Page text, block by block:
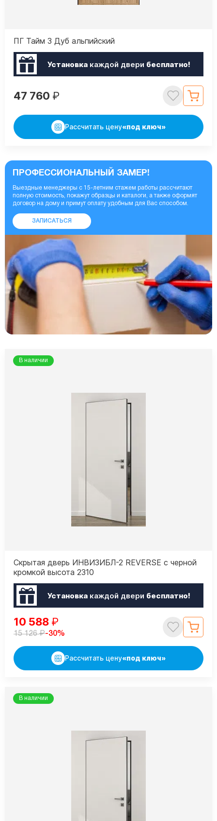
ПГ Тайм 3 Дуб альпийский
Установкакаждой двери бесплатно!
47 760 ₽
Рассчитать цену«под ключ»
ПРОФЕССИОНАЛЬНЫЙ ЗАМЕР!
Выездные менеджеры с 15-летним стажем работы рассчитают
полную стоимость, покажут образцы и каталоги, а также оформят
договор на дому и примут оплату удобным для Вас способом.
ЗАПИСАТЬСЯ
В наличии
Скрытая дверь ИНВИЗИБЛ-2 REVERSE с черной
кромкой высота 2310
Установкакаждой двери бесплатно!
10 588 ₽
15 126₽-30%
Рассчитать цену«под ключ»
В наличии